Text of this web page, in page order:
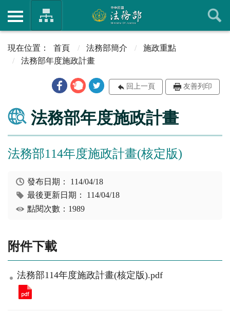
首頁 法務部簡介
施政重點
法務部年度施政計畫
回上一頁 友善列印
法務部年度施政計畫
法務部114年度施政計畫(核定版)
發布日期： 114/04/18
最後更新日期： 114/04/18
點閱次數：1989
附件下載
法務部114年度施政計畫(核定版).pdf